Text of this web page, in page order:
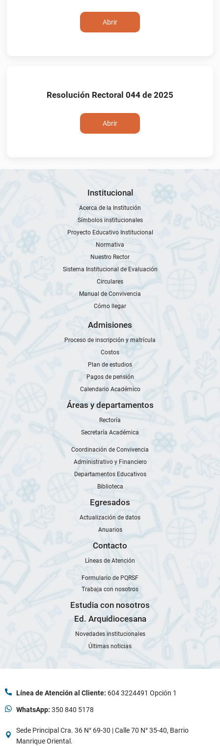
Abrir
Resolución Rectoral 044 de 2025
Abrir
Institucional
Acerca de la Institución
Símbolos institucionales
Proyecto Educativo Institucional
Normativa
Nuestro Rector
Sistema Institucional de Evaluación
Circulares
Manual de Convivencia
Cómo llegar
Admisiones
Proceso de inscripción y matrícula
Costos
Plan de estudios
Pagos de pensión
Calendario Académico
Áreas y departamentos
Rectoría
Secretaría Académica
Coordinación de Convivencia
Administrativo y Financiero
Departamentos Educativos
Biblioteca
Egresados
Actualización de datos
Anuarios
Contacto
Líneas de Atención
Formulario de PQRSF
Trabaja con nosotros
Estudia con nosotros
Ed. Arquidiocesana
Novedades institucionales
Últimas noticias
Línea de Atención al Cliente: 604 3224491 Opción 1
WhatsApp: 350 840 5178
Sede Principal Cra. 36 N° 69-30 | Calle 70 N° 35-40, Barrio
Manrique Oriental.